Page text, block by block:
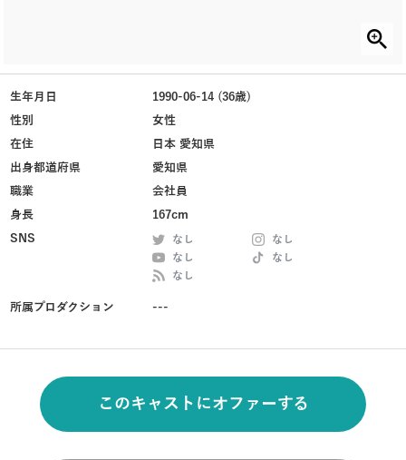
生年月日
1990-06-14 (36歳)
性別
女性
在住
日本 愛知県
出身都道府県
愛知県
職業
会社員
身長
167cm
SNS
なし
なし
なし
なし
なし
所属プロダクション ---
このキャストにオファーする